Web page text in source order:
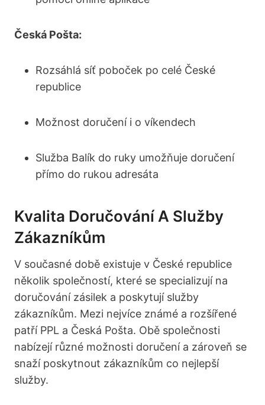
Česká Pošta:
Rozsáhlá síť poboček po celé České
republice
Možnost doručení i o víkendech
Služba Balík do ruky umožňuje doručení
přímo do rukou adresáta
Kvalita Doručování A Služby
Zákazníkům
V současné době existuje v České republice
několik společností, které se specializují na
doručování zásilek a poskytují služby
zákazníkům. Mezi nejvíce známé a rozšířené
patří PPL a Česká Pošta. Obě společnosti
nabízejí různé možnosti doručení a zároveň se
snaží poskytnout zákazníkům co nejlepší
služby.